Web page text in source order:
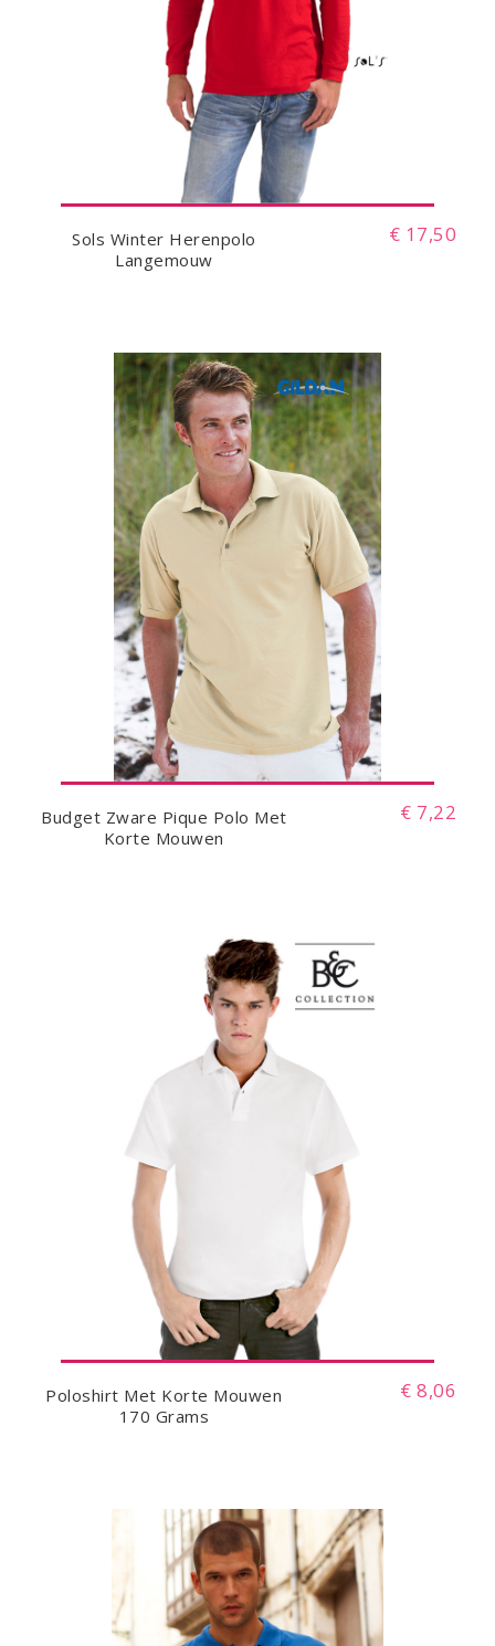
Sols Winter Herenpolo
Langemouw
€ 17,50
Budget Zware Pique Polo Met
Korte Mouwen
€ 7,22
Poloshirt Met Korte Mouwen
170 Grams
€ 8,06